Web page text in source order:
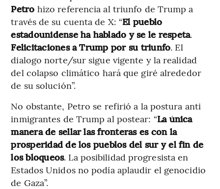
Petro hizo referencia al triunfo de Trump a
través de su cuenta de X: “El pueblo
estadounidense ha hablado y se le respeta.
Felicitaciones a Trump por su triunfo. El
dialogo norte/sur sigue vigente y la realidad
del colapso climático hará que giré alrededor
de su solución”.
No obstante, Petro se refirió a la postura anti
inmigrantes de Trump al postear: “La única
manera de sellar las fronteras es con la
prosperidad de los pueblos del sur y el fin de
los bloqueos. La posibilidad progresista en
Estados Unidos no podía aplaudir el genocidio
de Gaza”.